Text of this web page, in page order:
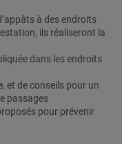
à des endroits
ils réaliseront la
dans les endroits
et de conseils pour un
passages
pour prévenir